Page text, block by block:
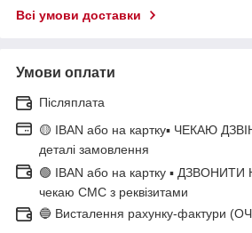
Всі умови доставки
Умови оплати
Післяплата
🟡 IBAN або на картку▪ ЧЕКАЮ
деталі замовлення
🟢 IBAN або на картку ▪
чекаю СМС з реквізитами
🔵 Висталення рахунку-фактури